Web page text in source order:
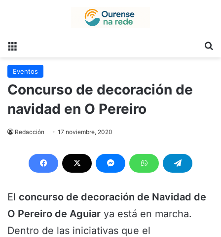
Eventos
Concurso de decoración de
navidad en O Pereiro
Redacción 17 noviembre, 2020
El concurso de decoración de Navidad de
O Pereiro de Aguiar ya está en marcha.
Dentro de las iniciativas que el